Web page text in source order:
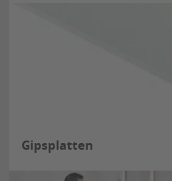
Gipsplatten